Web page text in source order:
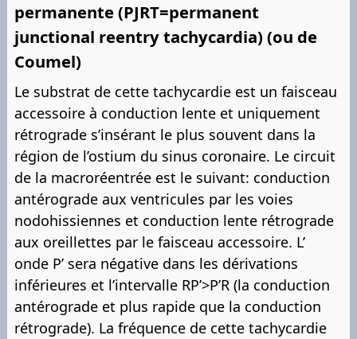
permanente (PJRT=permanent
junctional reentry tachycardia) (ou de
Coumel)
Le substrat de cette tachycardie est un faisceau
accessoire à conduction lente et uniquement
rétrograde s’insérant le plus souvent dans la
région de l’ostium du sinus coronaire. Le circuit
de la macroréentrée est le suivant: conduction
antérograde aux ventricules par les voies
nodohissiennes et conduction lente rétrograde
aux oreillettes par le faisceau accessoire. L’
onde P’ sera négative dans les dérivations
inférieures et l’intervalle RP’>P’R (la conduction
antérograde et plus rapide que la conduction
rétrograde). La fréquence de cette tachycardie